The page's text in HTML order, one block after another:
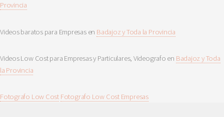
Provincia
Videos baratos para Empresas en Badajoz y Toda la Provincia
Videos Low Cost para Empresas y Particulares, Videografo en Badajoz y Toda
la Provincia
Fotografo Low Cost Fotografo Low Cost Empresas